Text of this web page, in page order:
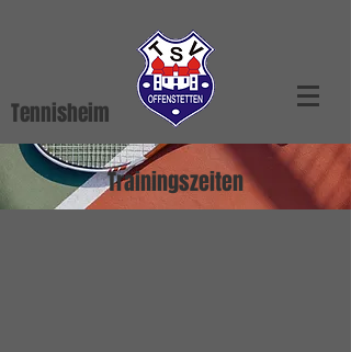
Tennisheim
Trainingszeiten